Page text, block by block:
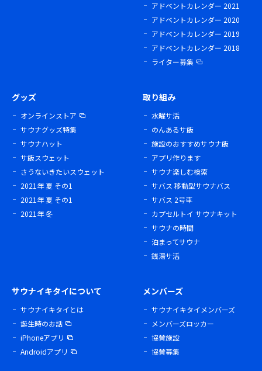
アドベントカレンダー 2021
アドベントカレンダー 2020
アドベントカレンダー 2019
アドベントカレンダー 2018
ライター募集
グッズ
オンラインストア
サウナグッズ特集
サウナハット
サ飯スウェット
さうないきたいスウェット
2021年 夏 その1
2021年 夏 その1
2021年 冬
取り組み
水曜サ活
のんあるサ飯
施設のおすすめサウナ飯
アプリ作ります
サウナ楽しむ検索
サバス 移動型サウナバス
サバス 2号車
カプセルトイ サウナキット
サウナの時間
泊まってサウナ
銭湯サ活
サウナイキタイについて
サウナイキタイとは
誕生時のお話
iPhoneアプリ
Androidアプリ
メンバーズ
サウナイキタイメンバーズ
メンバーズロッカー
協賛施設
協賛募集